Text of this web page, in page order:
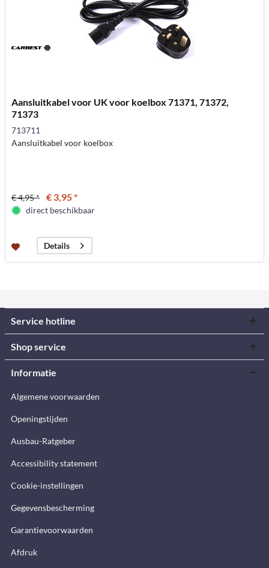
Aansluitkabel voor UK voor koelbox 71371, 71372,
71373
713711
Aansluitkabel voor koelbox
€ 4,95 * € 3,95 *
direct beschikbaar
Details
Service hotline
Shop service
Informatie
Algemene voorwaarden
Openingstijden
Ausbau-Ratgeber
Accessibility statement
Cookie-instellingen
Gegevensbescherming
Garantievoorwaarden
Afdruk